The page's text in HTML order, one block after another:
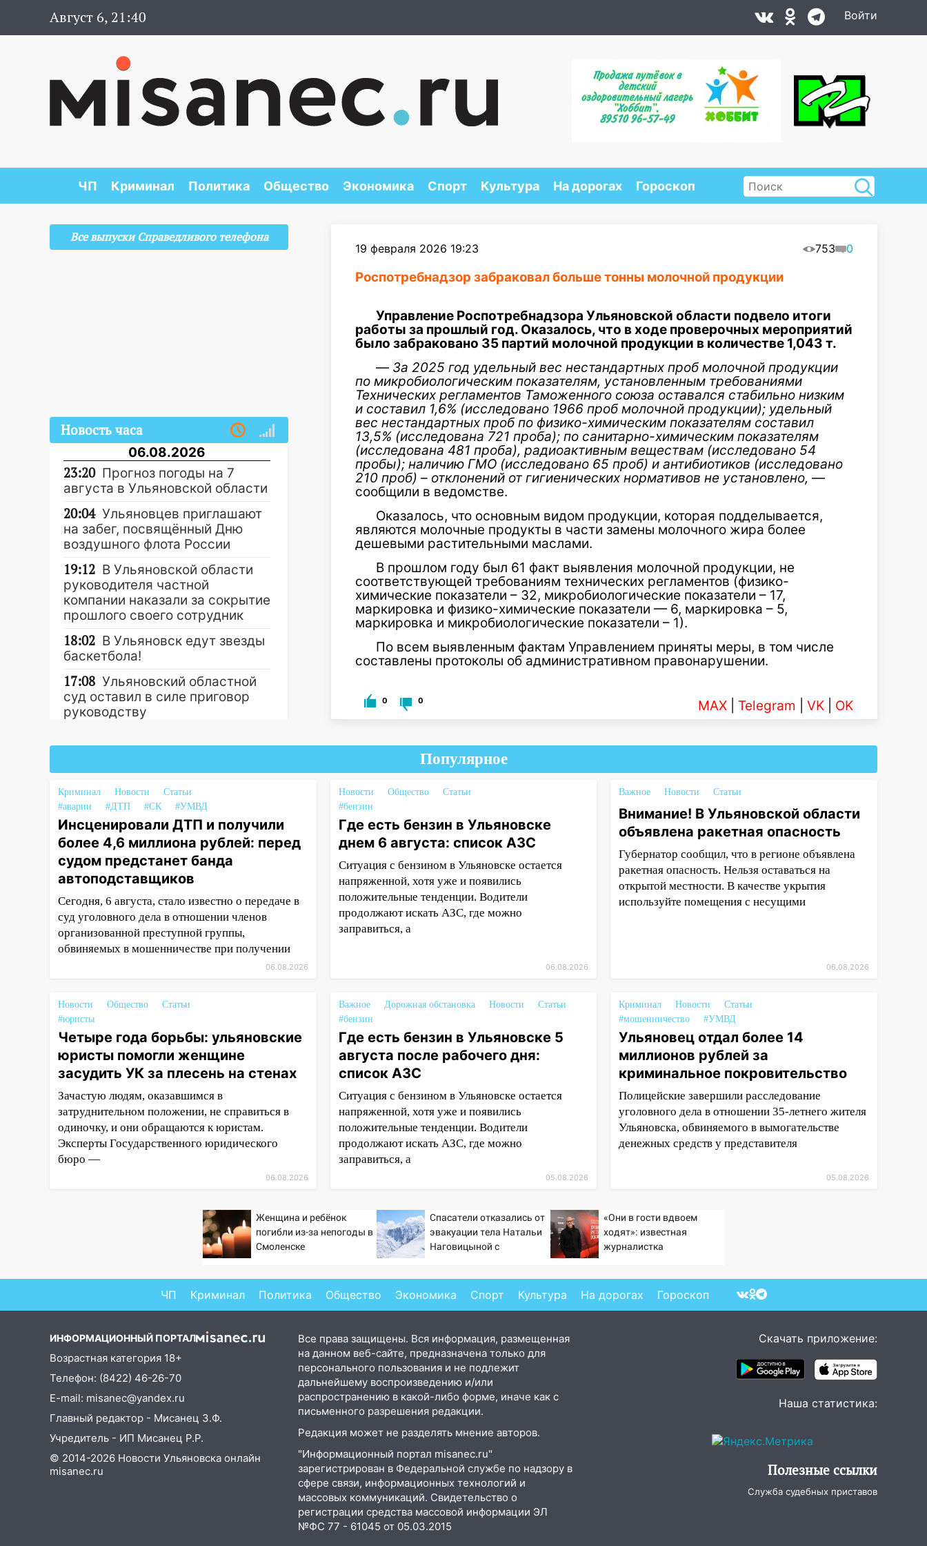
Август 6, 21:40 Войти
ЧП Криминал Политика Общество Экономика Спорт Культура На дорогах Гороскоп
19 февраля 2026 19:23 753 0
Роспотребнадзор забраковал больше тонны молочной продукции
Управление Роспотребнадзора Ульяновской области подвело итоги
работы за прошлый год. Оказалось, что в ходе проверочных мероприятий
было забраковано 35 партий молочной продукции в количестве 1,043 т.
— За 2025 год удельный вес нестандартных проб молочной продукции
по микробиологическим показателям, установленным требованиями
Технических регламентов Таможенного союза оставался стабильно низким
и составил 1,6% (исследовано 1966 проб молочной продукции); удельный
вес нестандартных проб по физико-химическим показателям составил
13,5% (исследована 721 проба); по санитарно-химическим показателям
(исследована 481 проба), радиоактивным веществам (исследовано 54
пробы); наличию ГМО (исследовано 65 проб) и антибиотиков (исследовано
210 проб) – отклонений от гигиенических нормативов не установлено, —
сообщили в ведомстве.
Оказалось, что основным видом продукции, которая подделывается,
являются молочные продукты в части замены молочного жира более
дешевыми растительными маслами.
В прошлом году был 61 факт выявления молочной продукции, не
соответствующей требованиям технических регламентов (физико-
химические показатели – 32, микробиологические показатели – 17,
маркировка и физико-химические показатели — 6, маркировка – 5,
маркировка и микробиологические показатели – 1).
По всем выявленным фактам Управлением приняты меры, в том числе
составлены протоколы об административном правонарушении.
0 0 MAX Telegram VK OK
Все выпуски Справедливого телефона
Новость часа
06.08.2026
23:20 Прогноз погоды на 7
августа в Ульяновской области
20:04 Ульяновцев приглашают
на забег, посвящённый Дню
воздушного флота России
19:12 В Ульяновской области
руководителя частной
компании наказали за сокрытие
прошлого своего сотрудник
18:02 В Ульяновск едут звезды
баскетбола!
17:08 Ульяновский областной
суд оставил в силе приговор
руководству
махинации на 3,2 млн рублей
успешно выступили на
Чемпионате России
16:02 В Ульяновской области
убрали более 28% площадей
зерновых и зернобобовых
культур
15:51 Бросила кирпич в жену
брата: в Ульяновской области
завели дело на агрессивную
женщину
в Ульяновске
15:15 Проводил до квартиры и
ограбил: новый кавалер
женщины оказался
рецидивистом
14:26 В Ульяновске ограничат
движение по улице Ефремова
14:23 67% ульяновцев готовы
передумать увольняться, если
получили более 4,6 миллиона
В Инзе произошел
13:00 В суде защитили
репутацию мужчины, которого
необоснованно обвиняли в
жестоком обращении с
животными
12:28
Миллион на «льготниках»:
в Ульяновской области
перевозчик провернул хитрую
схему с чужими проездными
Другие новости
Популярное
Криминал Новости
Статьи
#аварии
#ДТП #СК #УМВД
Инсценировали ДТП и получили
более 4,6 миллиона рублей: перед
судом предстанет банда
автоподставщиков
Сегодня, 6 августа, стало известно о передаче в
суд уголовного дела в отношении членов
организованной преступной группы,
обвиняемых в мошенничестве при получении
06.08.2026
Новости Общество
Статьи
#бензин
Где есть бензин в Ульяновске
днем 6 августа: список АЗС
Ситуация с бензином в Ульяновске остается
напряженной, хотя уже и появились
положительные тенденции. Водители
продолжают искать АЗС, где можно
заправиться, а
06.08.2026
Важное Новости Статьи
Внимание! В Ульяновской области
объявлена ракетная опасность
Губернатор сообщил, что в регионе объявлена
ракетная опасность. Нельзя оставаться на
открытой местности. В качестве укрытия
используйте помещения с несущими
06.08.2026
Новости Общество
Статьи
#юристы
Четыре года борьбы: ульяновские
юристы помогли женщине
засудить УК за плесень на стенах
Зачастую людям, оказавшимся в
затруднительном положении, не справиться в
одиночку, и они обращаются к юристам.
Эксперты Государственного юридического
бюро —
06.08.2026
Важное Дорожная обстановка Новости
Статьи
#бензин
Где есть бензин в Ульяновске 5
августа после рабочего дня:
список АЗС
Ситуация с бензином в Ульяновске остается
напряженной, хотя уже и появились
положительные тенденции. Водители
продолжают искать АЗС, где можно
заправиться, а
05.08.2026
Криминал Новости
Статьи
#мошенничество
#УМВД
Ульяновец отдал более 14
миллионов рублей за
криминальное покровительство
Полицейские завершили расследование
уголовного дела в отношении 35-летнего жителя
Ульяновска, обвиняемого в вымогательстве
денежных средств у представителя
05.08.2026
Женщина и ребёнок
погибли из-за непогоды в
Смоленске
Спасатели отказались от
эвакуации тела Натальи
Наговицыной с
«Они в гости вдвоем
ходят»: известная
журналистка
ЧП Криминал Политика Общество Экономика Спорт Культура На дорогах Гороскоп
ИНФОРМАЦИОННЫЙ ПОРТАЛ
Возрастная категория 18+
Телефон: (8422) 46-26-70
E-mail: misanec@yandex.ru
Главный редактор - Мисанец З.Ф.
Учредитель - ИП Мисанец Р.Р.
© 2014-2026 Новости Ульяновска онлайн
misanec.ru
Все права защищены. Вся информация, размещенная
на данном веб-сайте, предназначена только для
персонального пользования и не подлежит
дальнейшему воспроизведению и/или
распространению в какой-либо форме, иначе как с
письменного разрешения редакции.
Редакция может не разделять мнение авторов.
"Информационный портал misanec.ru"
зарегистрирован в Федеральной службе по надзору в
сфере связи, информационных технологий и
массовых коммуникаций. Свидетельство о
регистрации средства массовой информации ЭЛ
№ФС 77 - 61045 от 05.03.2015
Скачать приложение:
Наша статистика:
Полезные ссылки
Служба судебных приставов